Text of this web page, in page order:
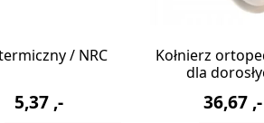
/ NRC
5,37 ,-
Kołnierz
dla
36,67 ,-